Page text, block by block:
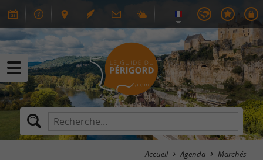
Accueil Agenda Marchés